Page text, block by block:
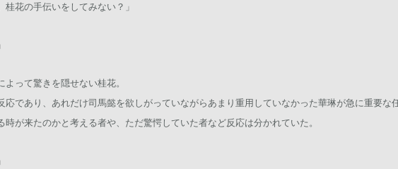
桂花の手伝いをしてみない？」
よって驚きを隠せない桂花。
応であり、あれだけ司馬懿を欲しがっていながらあまり重用していなかった華琳が急に重要な
時が来たのかと考える者や、ただ驚愕していた者など反応は分かれていた。